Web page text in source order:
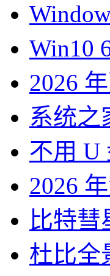
Win10
2026
系统之
不用 U
2026
比特
杜比全